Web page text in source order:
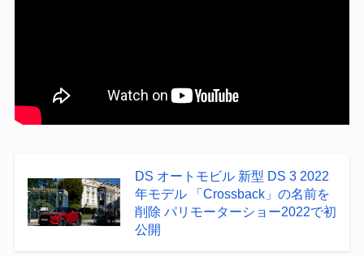
DS オートモビル 新型 DS 3 2022
年モデル 「Crossback」の名前を
削除 パリモーターショー2022で初
公開